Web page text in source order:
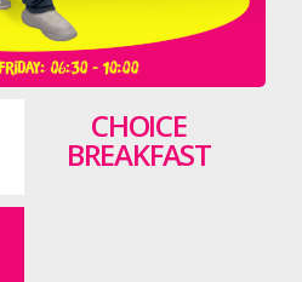
CHOICE
BREAKFAST